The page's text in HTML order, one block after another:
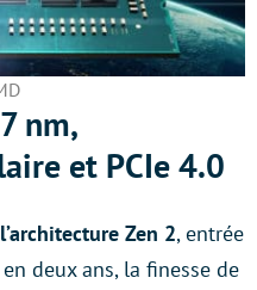
nm,
et PCIe 4.0
l’architecture Zen 2, entrée
deux ans, la finesse de